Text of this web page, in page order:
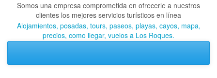
Somos una empresa comprometida en ofrecerle a nuestros
clientes los mejores servicios turísticos en línea
Alojamientos, posadas, tours, paseos, playas, cayos, mapa,
precios, como llegar, vuelos a Los Roques.